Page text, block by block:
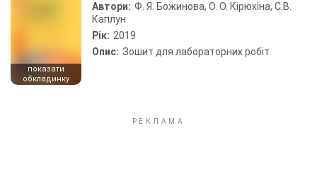
показати
обкладинку
Автори: Ф. Я. Божинова, О. О. Кірюхіна, С.В.
Каплун
Рік: 2019
Опис: Зошит для лабораторних робіт